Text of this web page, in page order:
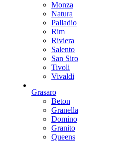
Monza
Natura
Palladio
Rim
Riviera
Salento
San Siro
Tivoli
Vivaldi
Grasaro
Beton
Granella
Domino
Granito
Queens